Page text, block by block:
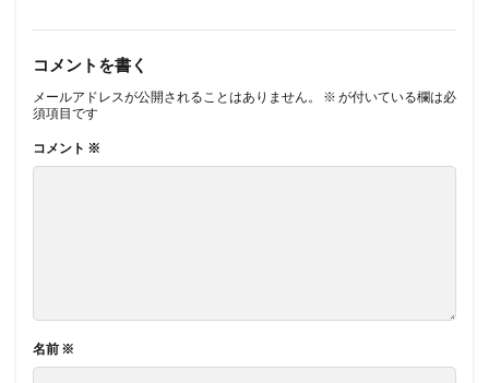
コメントを書く
メールアドレスが公開されることはありません。 ※ が付いている欄は必
須項目です
コメント ※
名前 ※